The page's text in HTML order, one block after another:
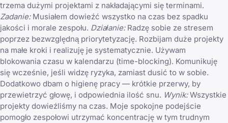
trzema dużymi projektami z nakładającymi się terminami.
Zadanie:Musiałem dowieźć wszystko na czas bez spadku
jakości i morale zespołu. Działanie:Radzę sobie ze stresem
poprzez bezwzględną priorytetyzację. Rozbijam duże projekty
na małe kroki i realizuję je systematycznie. Używam
blokowania czasu w kalendarzu (time-blocking). Komunikuję
się wcześnie, jeśli widzę ryzyka, zamiast dusić to w sobie.
Dodatkowo dbam o higienę pracy — krótkie przerwy, by
przewietrzyć głowę, i odpowiednia ilość snu. Wynik:Wszystkie
projekty dowieźliśmy na czas. Moje spokojne podejście
pomogło zespołowi utrzymać koncentrację w tym trudnym